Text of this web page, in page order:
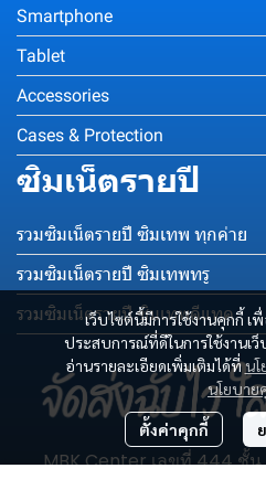
เว็บไซต์นี้มีการใช้งานคุกกี้
ประสบการณ์ที่ดีในการใช้งานเ
อ่านรายละเอียดเพิ่มเติมได้ที่นโ
นโยบาย
ตั้งค่าคุกกี้
Smartphone
Tablet
Accessories
Cases & Protection
ซิมเน็ตรายปี
รวมซิมเน็ตรายปี ซิมเทพ ทุกค่าย
รวมซิมเน็ตรายปี ซิมเทพทรู
รวมซิมเน็ตรายปี ซิมเทพดีแทค
MBK Center เลขที่ 444 ชั้น